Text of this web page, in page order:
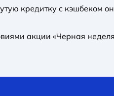
кредитку с кэшбеком
акции «Черная